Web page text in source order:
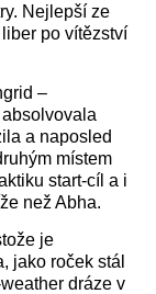
Nejlepší ze
po vítězství
–
a naposled
místem
start-cíl a i
než Abha.
je
jako roček stál
dráze v